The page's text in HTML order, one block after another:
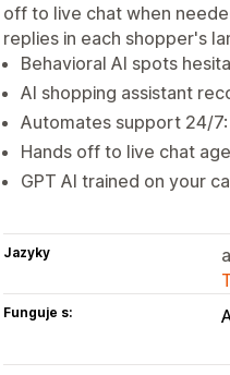
off to live chat when
replies in each shopper's
Behavioral AI spots
AI shopping assistant
Automates support 24/
Hands off to live chat
GPT AI trained on your
Jazyky
Funguje s: